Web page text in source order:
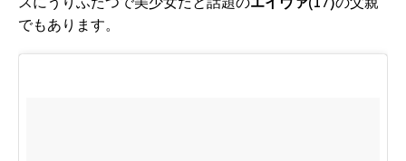
でもあります。